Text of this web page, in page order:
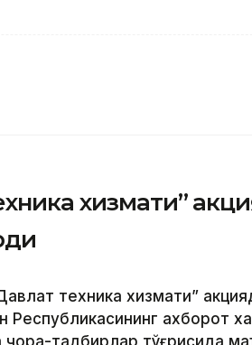
хизмати”
техника хизмати”
Республикасининг ахборот
чора-тадбирлар тўғрисида